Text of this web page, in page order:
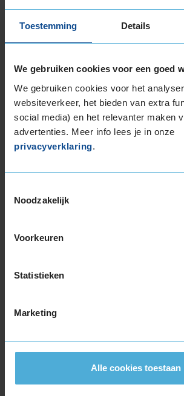
Toestemming Details
We gebruiken cookies voor een goed
We gebruiken cookies voor het
websiteverkeer, het bieden van extra
social media) en het relevanter maken
advertenties. Meer info lees je in onze
privacyverklaring.
Noodzakelijk
Voorkeuren
Statistieken
Marketing
Alle cookies toestaan
1
of
3
Beschikbare bandenmaten
205/45R17 88V EXTRALOAD
205/60R17 93H
215/40R17 87V EXTRALOAD
215/55R17 98V EXTRALOAD
215/65R17 99H